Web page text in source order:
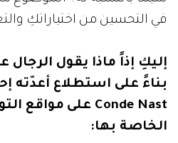
في التحسين من اختياراتكِ
إليكِ إذاً ماذا يقول الرجال
بناءً على استطلاع
Conde Nast على مواقع
الخاصة بها: